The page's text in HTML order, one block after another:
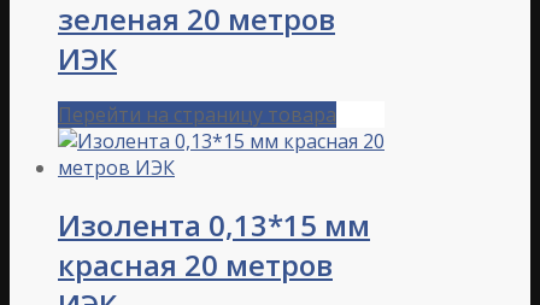
зеленая 20 метров
ИЭК
Перейти на страницу товара
Изолента 0,13*15 мм
красная 20 метров